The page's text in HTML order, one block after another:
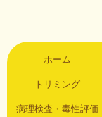
ホーム
トリミング
病理検査・毒性評価